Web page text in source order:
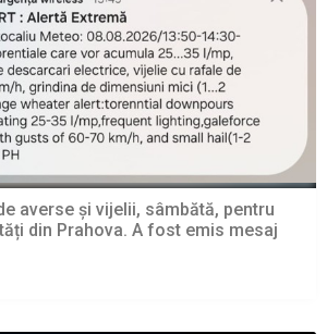
averse și vijelii, sâmbătă, pentru
din Prahova. A fost emis mesaj